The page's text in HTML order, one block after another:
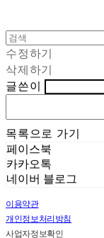
수정하기
삭제하기
글쓴이
목록으로 가기
페이스북
카카오톡
네이버 블로그
이용약관
개인정보처리방침
사업자정보확인